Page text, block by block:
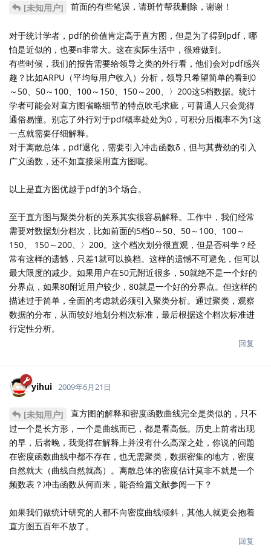
[未知用户] 前面的有些笔误，请斑竹帮我删除，谢谢！
对于统计学者，pdf的价值肯定高于直方图，但是为了得到pdf，哪
怕是近似的，也要n非常大。这在实际生活中，很难做到。
有些时候，我们的报告需要给领导之类的外行看，他们会对pdf感兴
趣？比如ARPU（平均每用户收入）分析，领导只希望简单的看到0
～50、50～100、100～150、150～200、〉200这5档数据。统计
学者可能会对直方图省略细节的特点吹毛求疵，可普通人只会觉得
通俗易懂。别忘了外行对于pdf概率处处为0，可积分后概率不为1这
一点就需要仔细解释。
对于离散总体，pdf退化，需要引入冲击函数δ，但与其费劲的引入
广义函数，还不如直接采用直方图呢。
以上是直方图优越于pdf的3个场合。
至于直方图与聚类分析的关系其实很容易解释。工作中，我们经常
需要对数据划分档次，比如前面的5档0～50、50～100、100～
150、 150～200、〉200。这个档次划分很直观，但是否科学？经
常有这样的遗憾，只差1就可以换档。这样的遗憾不可避免，但可以
最大限度的减少。如果用户在50元附近很多，50就绝不是一个好的
分界点，如果80附近用户较少，80就是一个好的分界点。但这样的
描述过于简单，全面的考虑就必须引入聚类分析。通过聚类，观察
数据的分布，从而较好地划分档次标准，最后根据这个档次标准进
行定性分析。
回复
yihui 2009年6月21日
[未知用户]
直方图的解释和密度函数曲线完全是类似的，只不
过一个是长方形，一个是曲线而已，都是看高低。历史上前者出现
的早，后者晚，我觉得在解释上并没有什么高深之处，你说的问题
在密度函数曲线中都不存在，也无需聚类，数据密集的地方，密度
自然就大（曲线自然就高）。离散总体的密度估计莫非不就是一个
频数表？冲击函数从何而来，能否给篇文献参阅一下？
如果我们做统计研究的人都不向密度曲线倾斜，其他人就更会抱着
直方图五百年不放了。
回复